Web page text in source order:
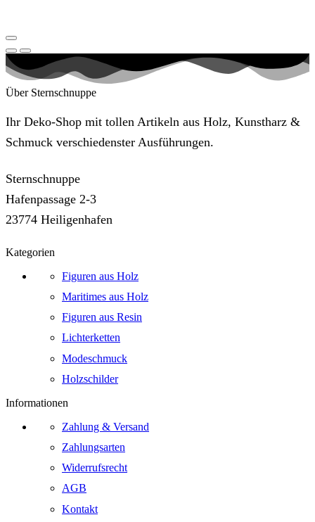
Über Sternschnuppe
Ihr Deko-Shop mit tollen Artikeln aus Holz, Kunstharz &
Schmuck verschiedenster Ausführungen.
Sternschnuppe
Hafenpassage 2-3
23774 Heiligenhafen
Kategorien
Figuren aus Holz
Maritimes aus Holz
Figuren aus Resin
Lichterketten
Modeschmuck
Holzschilder
Informationen
Zahlung & Versand
Zahlungsarten
Widerrufsrecht
AGB
Kontakt